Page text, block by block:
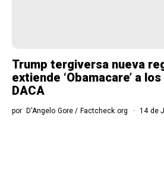
Trump tergiversa nueva
extiende ‘Obamacare’ a
DACA
por D'Angelo Gore / Factcheck.org 14 de